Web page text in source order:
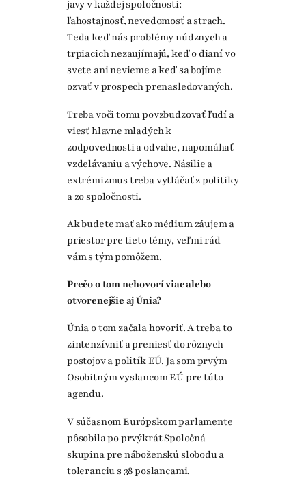
javy v každej spoločnosti:
ľahostajnosť, nevedomosť a strach.
Teda keď nás problémy núdznych a
trpiacich nezaujímajú, keď o dianí vo
svete ani nevieme a keď sa bojíme
ozvať v prospech prenasledovaných.
Treba voči tomu povzbudzovať ľudí a
viesť hlavne mladých k
zodpovednosti a odvahe, napomáhať
vzdelávaniu a výchove. Násilie a
extrémizmus treba vytláčať z politiky
a zo spoločnosti.
Ak budete mať ako médium záujem a
priestor pre tieto témy, veľmi rád
vám s tým pomôžem.
Prečo o tom nehovorí viac alebo
otvorenejšie aj Únia?
Únia o tom začala hovoriť. A treba to
zintenzívniť a preniesť do rôznych
postojov a politík EÚ. Ja som prvým
Osobitným vyslancom EÚ pre túto
agendu.
V súčasnom Európskom parlamente
pôsobila po prvýkrát Spoločná
skupina pre náboženskú slobodu a
toleranciu s 38 poslancami.